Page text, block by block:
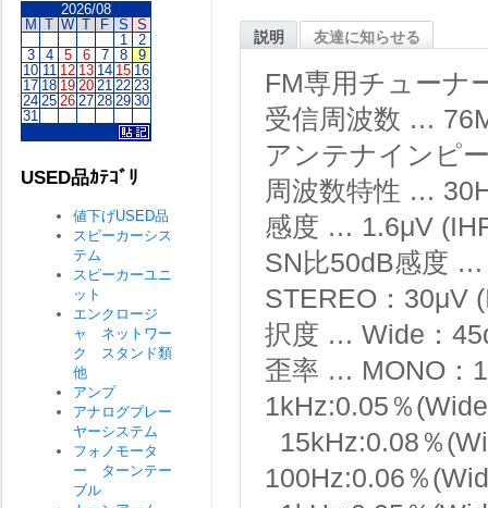
説明 友達に知らせる
FM専用チューナ
受信周波数 …
アンテナインピ
周波数特性 …
感度 … 1.6μV
SN比50dB感度
STEREO：30μV
択度 … Wide：
歪率 … MONO：
1kHz:0.05％
15kHz:0.08％
100Hz:0.06％
2026/08
M T W T F S S
1
2
3
4 5 6 7 8
9
10 11 12 13 14 15 16
17 18 19 20 21 22 23
24 25 26 27 28 29 30
31
USED品ｶﾃｺﾞﾘ
値下げUSED品
スピーカーシス
テム
スピーカーユニ
ット
エンクロージ
ャ ネットワー
ク スタンド類
他
アンプ
アナログプレー
ヤーシステム
フォノモータ
ー ターンテー
ブル